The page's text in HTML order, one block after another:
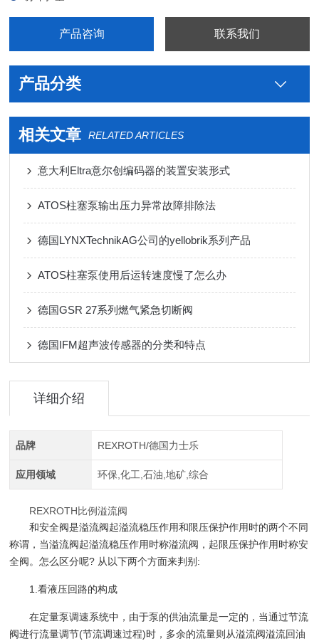
产品咨询 联系我们
产品分类
相关文章 RELATED ARTICLES
意大利Eltra意尔创编码器的装置安装形式
ATOS柱塞泵输出压力异常故障排除法
德国LYNXTechnikAG公司的yellobrik系列产品
ATOS柱塞泵使用后运转速度慢了怎么办
德国GSR 27系列燃气紧急切断阀
德国IFM超声波传感器的分类和特点
详细介绍
品牌 REXROTH/德国力士乐
应用领域 环保,化工,石油,地矿,综合
REXROTH比例溢流阀
和安全阀是溢流阀起溢流稳压作用和限压保护作用时的两个不同
称谓，当溢流阀起溢流稳压作用时称溢流阀，起限压保护作用时称安
全阀。怎么区分呢? 从以下两个方面来判别:
1.看液压回路的构成
在定量泵调速系统中，由于泵的供油流量是一定的，当通过节流
阀进行流量调节(节流调速过程)时，多余的流量则从溢流阀溢流回油